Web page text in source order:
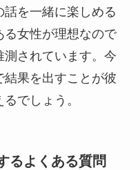
話を一緒に楽しめる
る女性が理想なので
されています。今
果を出すことが彼
でしょう。
るよくある質問